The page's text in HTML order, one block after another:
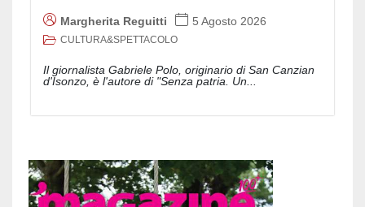
Margherita Reguitti 5 Agosto 2026
CULTURA&SPETTACOLO
Il giornalista Gabriele Polo, originario di San Canzian
d'Isonzo, è l'autore di "Senza patria. Un...